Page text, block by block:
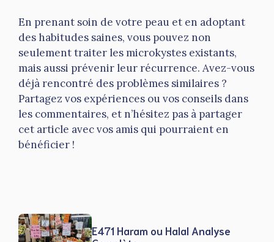
En prenant soin de votre peau et en adoptant
des habitudes saines, vous pouvez non
seulement traiter les microkystes existants,
mais aussi prévenir leur récurrence. Avez-vous
déjà rencontré des problèmes similaires ?
Partagez vos expériences ou vos conseils dans
les commentaires, et n’hésitez pas à partager
cet article avec vos amis qui pourraient en
bénéficier !
E471 Haram ou Halal Analyse